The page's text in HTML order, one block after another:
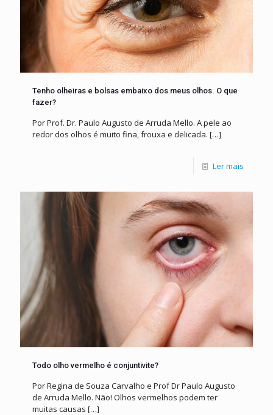
Tenho olheiras e bolsas embaixo dos meus olhos. O que
fazer?
Por Prof. Dr. Paulo Augusto de Arruda Mello. A pele ao
redor dos olhos é muito fina, frouxa e delicada. […]
Ler mais
Todo olho vermelho é conjuntivite?
Por Regina de Souza Carvalho e Prof Dr Paulo Augusto
de Arruda Mello. Não! Olhos vermelhos podem ter
muitas causas […]